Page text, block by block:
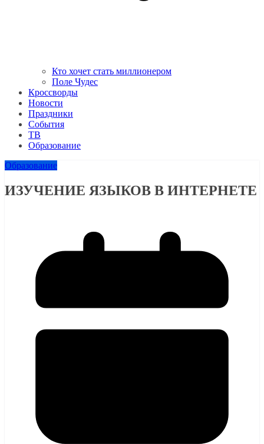
Кто хочет стать миллионером
Поле Чудес
Кроссворды
Новости
Праздники
События
ТВ
Образование
Образование
ИЗУЧЕНИЕ ЯЗЫКОВ В ИНТЕРНЕТЕ